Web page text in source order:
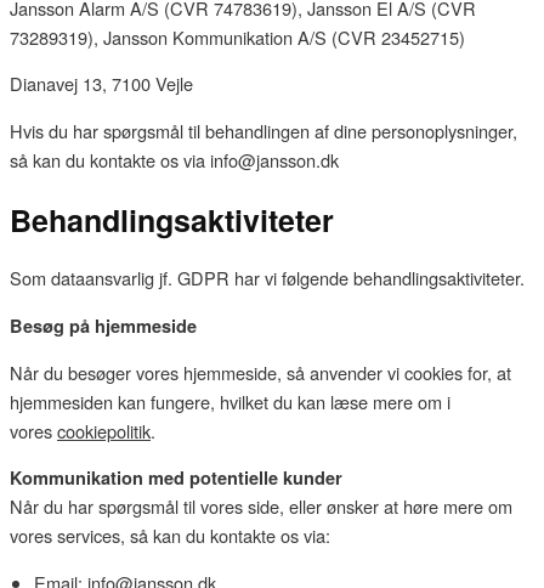
Jansson Alarm A/S (CVR 74783619), Jansson El A/S (CVR
73289319), Jansson Kommunikation A/S (CVR 23452715)
Dianavej 13, 7100 Vejle
Hvis du har spørgsmål til behandlingen af dine personoplysninger,
så kan du kontakte os via info@jansson.dk
Behandlingsaktiviteter
Som dataansvarlig jf. GDPR har vi følgende behandlingsaktiviteter.
Besøg på hjemmeside
Når du besøger vores hjemmeside, så anvender vi cookies for, at
hjemmesiden kan fungere, hvilket du kan læse mere om i
vorescookiepolitik.
Kommunikation med potentielle kunder
Når du har spørgsmål til vores side, eller ønsker at høre mere om
vores services, så kan du kontakte os via:
Email: info@jansson.dk